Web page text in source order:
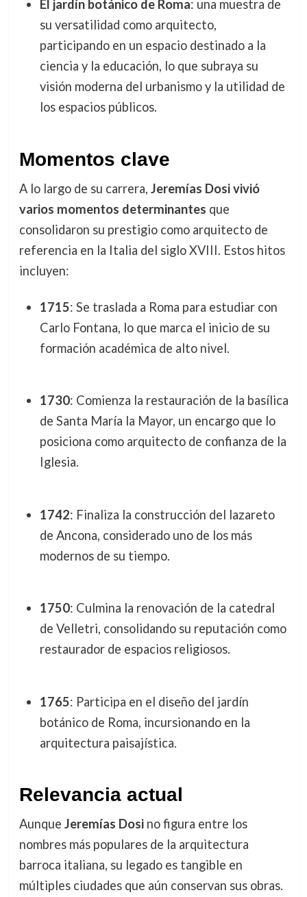
El jardín botánico de Roma: una muestra de
su versatilidad como arquitecto,
participando en un espacio destinado a la
ciencia y la educación, lo que subraya su
visión moderna del urbanismo y la utilidad de
los espacios públicos.
Momentos clave
A lo largo de su carrera, Jeremías Dosi vivió
varios momentos determinantes que
consolidaron su prestigio como arquitecto de
referencia en la Italia del siglo XVIII. Estos hitos
incluyen:
1715: Se traslada a Roma para estudiar con
Carlo Fontana, lo que marca el inicio de su
formación académica de alto nivel.
1730: Comienza la restauración de la basílica
de Santa María la Mayor, un encargo que lo
posiciona como arquitecto de confianza de la
Iglesia.
1742: Finaliza la construcción del lazareto
de Ancona, considerado uno de los más
modernos de su tiempo.
1750: Culmina la renovación de la catedral
de Velletri, consolidando su reputación como
restaurador de espacios religiosos.
1765: Participa en el diseño del jardín
botánico de Roma, incursionando en la
arquitectura paisajística.
Relevancia actual
Aunque Jeremías Dosino figura entre los
nombres más populares de la arquitectura
barroca italiana, su legado es tangible en
múltiples ciudades que aún conservan sus obras.